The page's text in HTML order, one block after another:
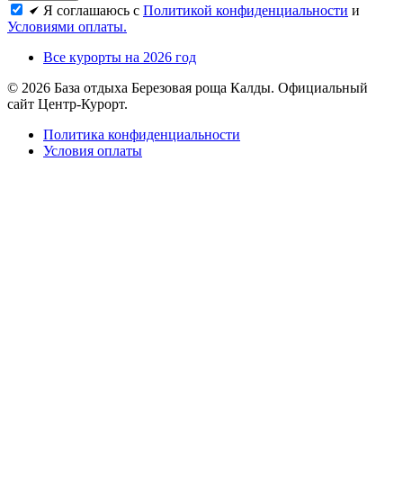
Я соглашаюсь с Политикой конфиденциальности и
Условиями оплаты.
Все курорты на 2026 год
© 2026 База отдыха Березовая роща Калды. Официальный
сайт Центр-Курорт.
Политика конфиденциальности
Условия оплаты